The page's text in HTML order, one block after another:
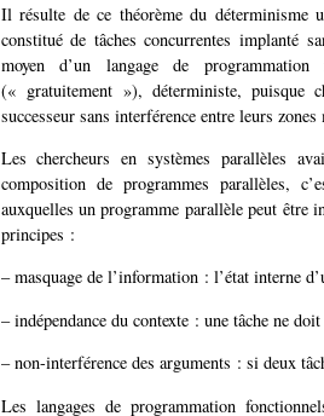
Il résulte de ce théorème du déterminisme
constitué de tâches concurrentes implanté
moyen d’un langage de
(« gratuitement »), déterministe, puisque
successeur sans interférence entre leurs
Les chercheurs en systèmes parallèles
composition de programmes parallèles,
auxquelles un programme parallèle peut
principes :
– masquage de l’information : l’état interne
– indépendance du contexte : une tâche ne
– non-interférence des arguments : si deux
Les langages de programmation